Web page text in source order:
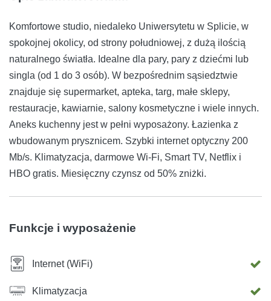
Komfortowe studio, niedaleko Uniwersytetu w Splicie, w
spokojnej okolicy, od strony południowej, z dużą ilością
naturalnego światła. Idealne dla pary, pary z dziećmi lub
singla (od 1 do 3 osób). W bezpośrednim sąsiedztwie
znajduje się supermarket, apteka, targ, małe sklepy,
restauracje, kawiarnie, salony kosmetyczne i wiele innych.
Aneks kuchenny jest w pełni wyposażony. Łazienka z
wbudowanym prysznicem. Szybki internet optyczny 200
Mb/s. Klimatyzacja, darmowe Wi-Fi, Smart TV, Netflix i
HBO gratis. Miesięczny czynsz od 50% zniżki.
Funkcje i wyposażenie
Internet (WiFi)
Klimatyzacja